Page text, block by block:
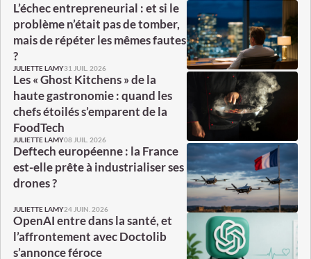
L’échec entrepreneurial : et si le
problème n’était pas de tomber,
mais de répéter les mêmes fautes
?
JULIETTE LAMY31 JUIL. 2026
Les « Ghost Kitchens » de la
haute gastronomie : quand les
chefs étoilés s’emparent de la
FoodTech
JULIETTE LAMY08 JUIL. 2026
Deftech européenne : la France
est-elle prête à industrialiser ses
drones ?
JULIETTE LAMY24 JUIN. 2026
OpenAI entre dans la santé, et
l’affrontement avec Doctolib
s’annonce féroce